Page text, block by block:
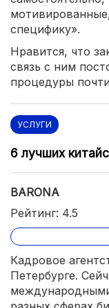
специфику».
Нравится, что
связь с ним
процедуры
УСЛУГИ
6 лучших
BARONA
Рейтинг: 4.5
Кадровое
Петербурге.